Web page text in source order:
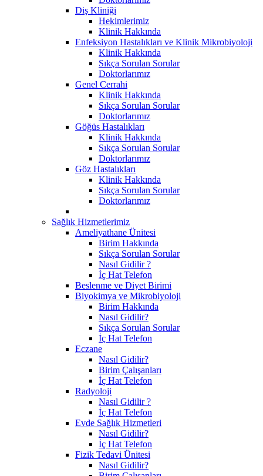
Diş Kliniği
Hekimlerimiz
Klinik Hakkında
Enfeksiyon Hastalıkları ve Klinik Mikrobiyoloji
Klinik Hakkında
Sıkça Sorulan Sorular
Doktorlarımız
Genel Cerrahi
Klinik Hakkında
Sıkça Sorulan Sorular
Doktorlarımız
Göğüs Hastalıkları
Klinik Hakkında
Sıkça Sorulan Sorular
Doktorlarımız
Göz Hastalıkları
Klinik Hakkında
Sıkça Sorulan Sorular
Doktorlarımız
Sağlık Hizmetlerimiz
Ameliyathane Ünitesi
Birim Hakkında
Sıkça Sorulan Sorular
Nasıl Gidilir ?
İç Hat Telefon
Beslenme ve Diyet Birimi
Biyokimya ve Mikrobiyoloji
Birim Hakkında
Nasıl Gidilir?
Sıkça Sorulan Sorular
İç Hat Telefon
Eczane
Nasıl Gidilir?
Birim Çalışanları
İç Hat Telefon
Radyoloji
Nasıl Gidilir ?
İç Hat Telefon
Evde Sağlık Hizmetleri
Nasıl Gidilir?
İç Hat Telefon
Fizik Tedavi Ünitesi
Nasıl Gidilir?